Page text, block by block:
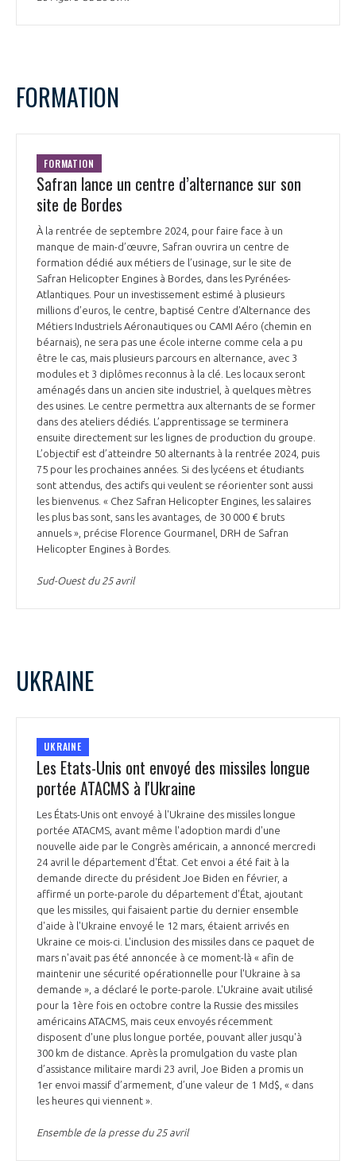
FORMATION
FORMATION
Safran lance un centre d’alternance sur son
site de Bordes
À la rentrée de septembre 2024, pour faire face à un
manque de main-d’œuvre, Safran ouvrira un centre de
formation dédié aux métiers de l’usinage, sur le site de
Safran Helicopter Engines à Bordes, dans les Pyrénées-
Atlantiques. Pour un investissement estimé à plusieurs
millions d’euros, le centre, baptisé Centre d’Alternance des
Métiers Industriels Aéronautiques ou CAMI Aéro (chemin en
béarnais), ne sera pas une école interne comme cela a pu
être le cas, mais plusieurs parcours en alternance, avec 3
modules et 3 diplômes reconnus à la clé. Les locaux seront
aménagés dans un ancien site industriel, à quelques mètres
des usines. Le centre permettra aux alternants de se former
dans des ateliers dédiés. L’apprentissage se terminera
ensuite directement sur les lignes de production du groupe.
L’objectif est d’atteindre 50 alternants à la rentrée 2024, puis
75 pour les prochaines années. Si des lycéens et étudiants
sont attendus, des actifs qui veulent se réorienter sont aussi
les bienvenus. « Chez Safran Helicopter Engines, les salaires
les plus bas sont, sans les avantages, de 30 000 € bruts
annuels », précise Florence Gourmanel, DRH de Safran
Helicopter Engines à Bordes.
Sud-Ouest du 25 avril
UKRAINE
UKRAINE
Les Etats-Unis ont envoyé des missiles longue
portée ATACMS à l'Ukraine
Les États-Unis ont envoyé à l'Ukraine des missiles longue
portée ATACMS, avant même l'adoption mardi d'une
nouvelle aide par le Congrès américain, a annoncé mercredi
24 avril le département d'État. Cet envoi a été fait à la
demande directe du président Joe Biden en février, a
affirmé un porte-parole du département d'État, ajoutant
que les missiles, qui faisaient partie du dernier ensemble
d'aide à l'Ukraine envoyé le 12 mars, étaient arrivés en
Ukraine ce mois-ci. L'inclusion des missiles dans ce paquet de
mars n'avait pas été annoncée à ce moment-là « afin de
maintenir une sécurité opérationnelle pour l'Ukraine à sa
demande », a déclaré le porte-parole. L'Ukraine avait utilisé
pour la 1ère fois en octobre contre la Russie des missiles
américains ATACMS, mais ceux envoyés récemment
disposent d'une plus longue portée, pouvant aller jusqu'à
300 km de distance. Après la promulgation du vaste plan
d’assistance militaire mardi 23 avril, Joe Biden a promis un
1er envoi massif d’armement, d’une valeur de 1 Md$, « dans
les heures qui viennent ».
Ensemble de la presse du 25 avril